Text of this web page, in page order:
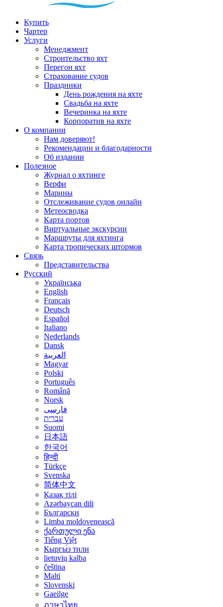
Купить
Чартер
Услуги
Менеджмент
Строительство яхт
Перегон яхт
Страхование судов
Праздники
День рождения на яхте
Свадьба на яхте
Вечеринка на яхте
Корпоратив на яхте
О компании
Нам доверяют!
Рекомендации и благодарности
Об издании
Полезное
Журнал о яхтинге
Верфи
Марины
Отслеживание судов онлайн
Метеосводка
Карта портов
Виртуальные экскурсии
Маршруты для яхтинга
Карта тропических штормов
Связь
Представительства
Русский
Українська
English
Français
Deutsch
Español
Italiano
Nederlands
Dansk
العربية
Magyar
Polski
Português
Română
Norsk
فارسی
עברית
Suomi
日本語
한국어
हिन्दी
Türkçe
Svenska
简体中文
Қазақ тілі
Azərbaycan dili
Български
Limba moldovenească
ქართული ენა
Tiếng Việt
Кыргы́з тили
lietuvių kalba
čeština
Malti
Slovenski
Gaeilge
ภาษาไทย